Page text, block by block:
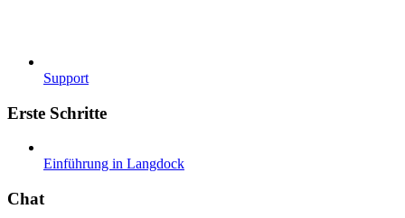
Support
Erste Schritte
Einführung in Langdock
Chat